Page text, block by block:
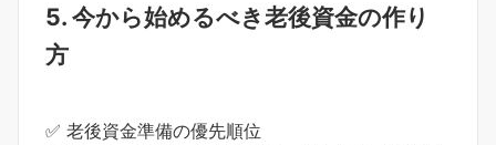
5. 今から始めるべき老後資金の作り
方
✅ 老後資金準備の優先順位